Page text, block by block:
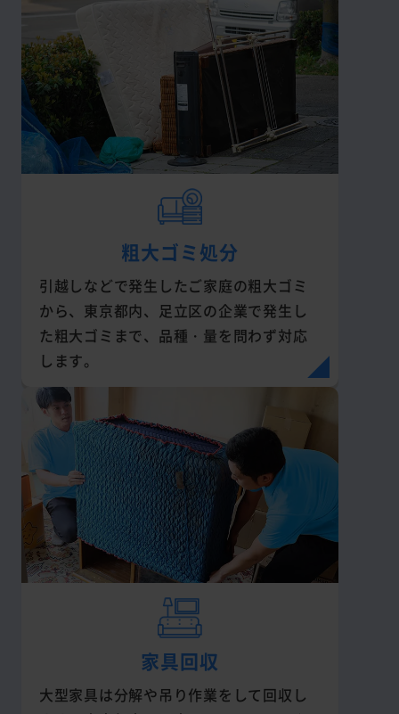
粗大ゴミ処分
引越しなどで発生したご家庭の粗大ゴミ
から、東京都内、足立区の企業で発生し
た粗大ゴミまで、品種・量を問わず対応
します。
家具回収
大型家具は分解や吊り作業をして回収し